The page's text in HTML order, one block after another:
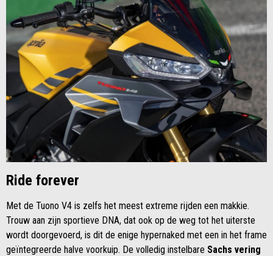
Ride forever
Met de Tuono V4 is zelfs het meest extreme rijden een makkie.
Trouw aan zijn sportieve DNA, dat ook op de weg tot het uiterste
wordt doorgevoerd, is dit de enige hypernaked met een in het frame
geïntegreerde halve voorkuip. De volledig instelbare Sachs vering